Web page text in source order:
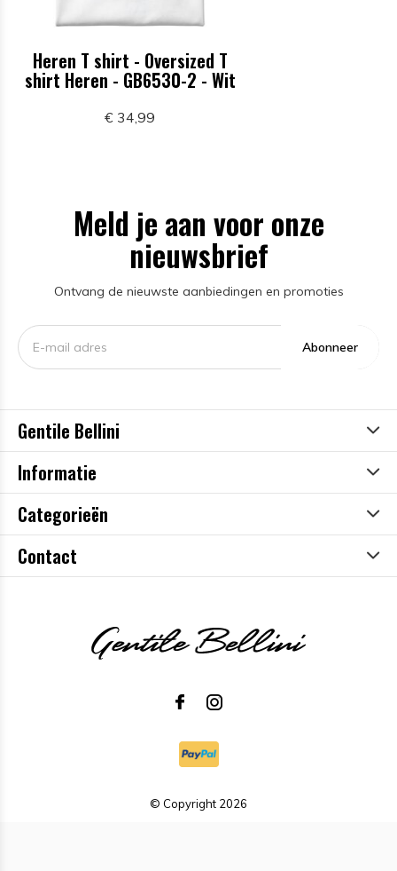
Heren T shirt - Oversized T
shirt Heren - GB6530-2 - Wit
€ 34,99
Meld je aan voor onze
nieuwsbrief
Ontvang de nieuwste aanbiedingen en promoties
Abonneer
Gentile Bellini
Informatie
Categorieën
Contact
© Copyright 2026